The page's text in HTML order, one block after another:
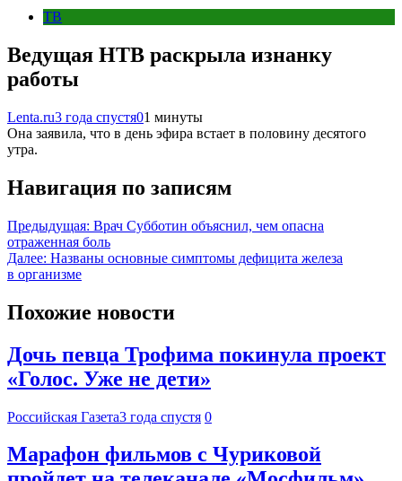
ТВ
Ведущая НТВ раскрыла изнанку
работы
Lenta.ru3 года спустя01 минуты
Она заявила, что в день эфира встает в половину десятого
утра.
Навигация по записям
Предыдущая: Врач Субботин объяснил, чем опасна
отраженная боль
Далее: Названы основные симптомы дефицита железа
в организме
Похожие новости
Дочь певца Трофима покинула проект
«Голос. Уже не дети»
Российская Газета3 года спустя 0
Марафон фильмов с Чуриковой